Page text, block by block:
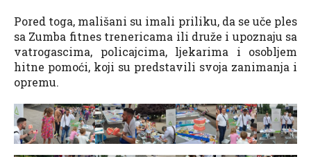
Pored toga, mališani su imali priliku, da se uče ples
sa Zumba fitnes trenericama ili druže i upoznaju sa
vatrogascima, policajcima, ljekarima i osobljem
hitne pomoći, koji su predstavili svoja zanimanja i
opremu.